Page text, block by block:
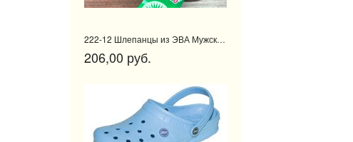
222-12 Шлепанцы из ЭВА Мужские, раз. ряд 41-45
206,00 руб.